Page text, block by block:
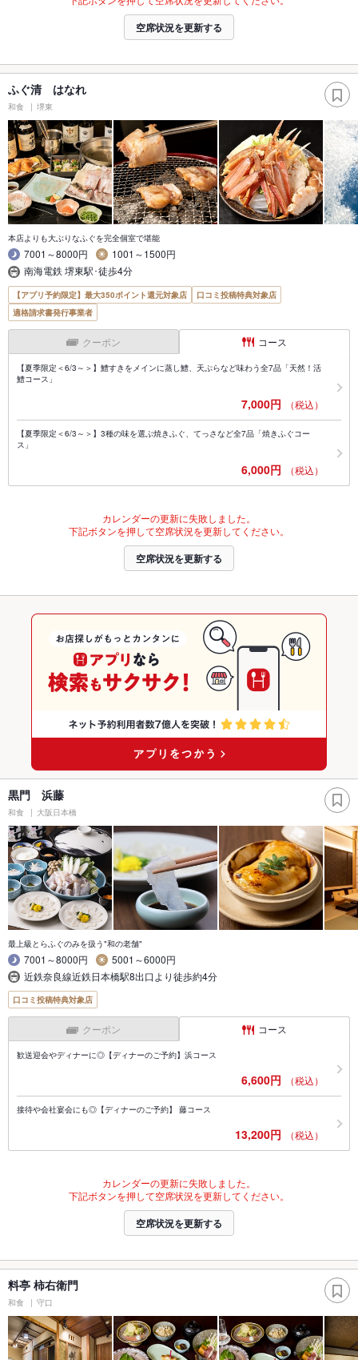
空席状況を更新する
ふぐ清 はなれ
和食 堺東
本店よりも大ぶりなふぐを完全個室で堪能
7001～8000円
1001～1500円
南海電鉄 堺東駅･徒歩4分
【アプリ予約限定】最大350ポイント還元対象店
口コミ投稿特典対象店
適格請求書発行事業者
クーポン コース
【夏季限定＜6/3～＞】鱧すきをメインに蒸し鱧、天ぷらなど味わう全7品「天然！活
鱧コース」
7,000円 （税込）
【夏季限定＜6/3～＞】3種の味を選ぶ焼きふぐ、てっさなど全7品「焼きふぐコー
ス」
6,000円 （税込）
カレンダーの更新に失敗しました。
下記ボタンを押して空席状況を更新してください。
空席状況を更新する
黒門 浜藤
和食 大阪日本橋
最上級とらふぐのみを扱う"和の老舗"
7001～8000円
5001～6000円
近鉄奈良線近鉄日本橋駅8出口より徒歩約4分
口コミ投稿特典対象店
クーポン コース
歓送迎会やディナーに◎【ディナーのご予約】浜コース
6,600円 （税込）
接待や会社宴会にも◎【ディナーのご予約】 藤コース
13,200円 （税込）
カレンダーの更新に失敗しました。
下記ボタンを押して空席状況を更新してください。
空席状況を更新する
料亭 柿右衛門
和食 守口